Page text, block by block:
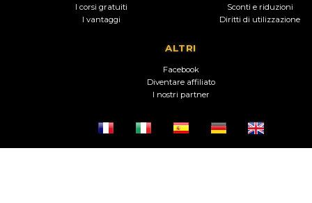
I corsi gratuiti
I vantaggi
Sconti e riduzioni
Diritti di utilizzazione
ALTRI
Facebook
Diventare affiliato
I nostri partner